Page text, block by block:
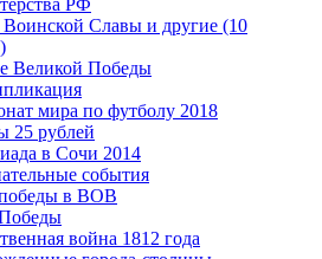
РФ
Воинской Славы и другие (10
Великой Победы
мира по футболу 2018
25 рублей
в Сочи 2014
события
победы в ВОВ
война 1812 года